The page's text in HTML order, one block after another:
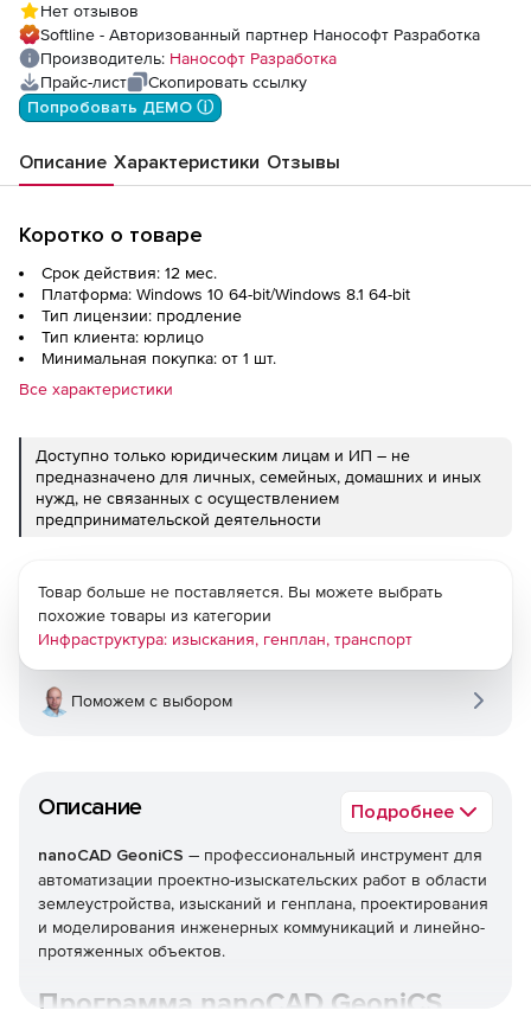
лицензия (серверная часть) на 1 год
Нет отзывов
Softline - Авторизованный партнер Нанософт Разработка
Производитель: Нанософт Разработка
Прайс-лист
Скопировать ссылку
Попробовать ДЕМО ⓘ
Описание Характеристики Отзывы
Коротко о товаре
Срок действия: 12 мес.
Платформа: Windows 10 64-bit/Windows 8.1 64-bit
Тип лицензии: продление
Тип клиента: юрлицо
Минимальная покупка: от 1 шт.
Все характеристики
Доступно только юридическим лицам и ИП – не
предназначено для личных, семейных, домашних и иных
нужд, не связанных с осуществлением
предпринимательской деятельности
Описание Подробнее
nanoCAD GeoniCS – профессиональный инструмент для
автоматизации проектно-изыскательских работ в области
землеустройства, изысканий и генплана, проектирования
и моделирования инженерных коммуникаций и линейно-
протяженных объектов.
Программа nanoCAD GeoniCS
Товар больше не поставляется. Вы можете выбрать
похожие товары из категории
Инфраструктура: изыскания, генплан, транспорт
Поможем с выбором